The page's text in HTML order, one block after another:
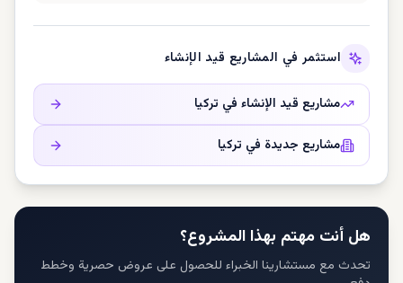
استثمر في المشاريع قيد الإنشاء
مشاريع قيد الإنشاء في تركيا
مشاريع جديدة في تركيا
هل أنت مهتم بهذا المشروع؟
تحدث مع مستشارينا الخبراء للحصول على عروض حصرية وخطط